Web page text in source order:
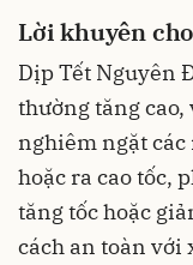
Lời khuyên
Dịp Tết Nguyên
thường tăng
nghiêm ngặt
hoặc ra cao tốc,
tăng tốc hoặc
cách an toàn với